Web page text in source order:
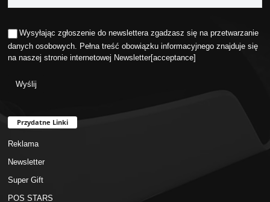
Wysyłając zgłoszenie do newslettera zgadzasz się na przetwarzanie
danych osobowych. Pełna treść obowiązku informacyjnego znajduje się
na naszej stronie internetowej Newsletter[acceptance]
Przydatne Linki
Reklama
Newsletter
Super Gift
POS STARS